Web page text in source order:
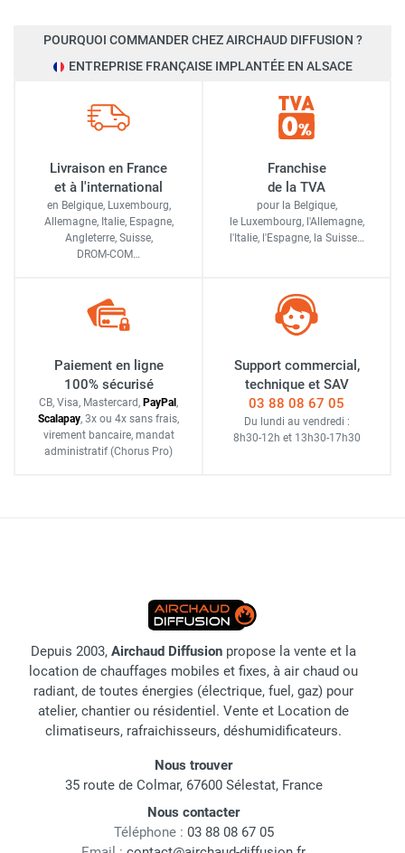
POURQUOI COMMANDER CHEZ AIRCHAUD DIFFUSION ?
ENTREPRISE FRANÇAISE IMPLANTÉE EN ALSACE
Livraison en France
et à l'international
en Belgique, Luxembourg,
Allemagne, Italie, Espagne,
Angleterre, Suisse,
DROM-COM…
Franchise
de la TVA
pour la Belgique,
le Luxembourg, l'Allemagne,
l'Italie, l'Espagne, la Suisse…
Paiement en ligne
100% sécurisé
CB, Visa, Mastercard, PayPal ,
Scalapay, 3x ou 4x sans frais,
virement bancaire, mandat
administratif (Chorus Pro)
Support commercial,
technique et SAV
03 88 08 67 05
Du lundi au vendredi :
8h30-12h et 13h30-17h30
Depuis 2003, Airchaud Diffusion propose la vente et la
location de chauffages mobiles et fixes, à air chaud ou
radiant, de toutes énergies (électrique, fuel, gaz) pour
atelier, chantier ou résidentiel. Vente et Location de
climatiseurs, rafraichisseurs, déshumidificateurs.
Nous trouver
35 route de Colmar, 67600 Sélestat, France
Nous contacter
Téléphone : 03 88 08 67 05